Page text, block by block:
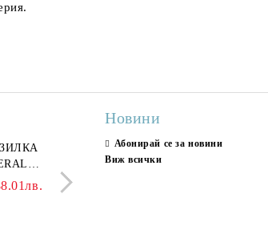
см,
Гранитогрес LESY GREY
GOLD 60х120см, тип
СИТЕН
СТЕННИ ПЛОЧКИ
30X90CM, ГЛАНЦ
Новини
Абонирай се за новини
Виж всички